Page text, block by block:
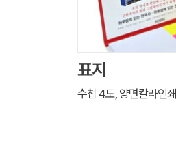
표지
수첩 4도, 양면칼라인쇄